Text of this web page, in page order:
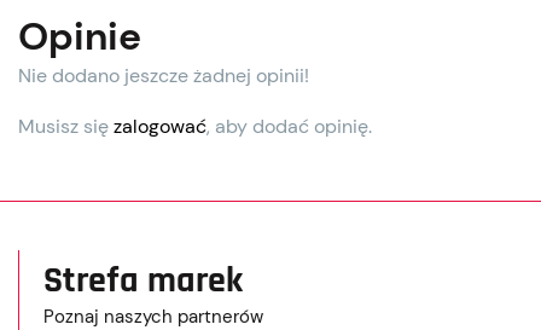
Opinie
Nie dodano jeszcze żadnej opinii!
Musisz sięzalogować, aby dodać opinię.
Strefa marek
Poznaj naszych partnerów